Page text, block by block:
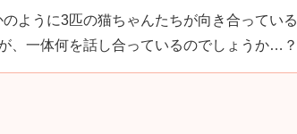
ように3匹の猫ちゃんたちが向き合っている
、一体何を話し合っているのでしょうか…？